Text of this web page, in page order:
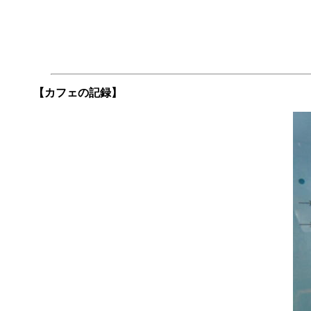
【カフェの記録】